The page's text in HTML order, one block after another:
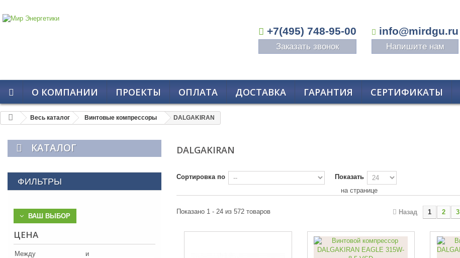
+7(495) 748-95-00 info@mirdgu.ru
Заказать звонок Напишите нам
О КОМПАНИИ ПРОЕКТЫ ОПЛАТА ДОСТАВКА ГАРАНТИЯ СЕРТИФИКАТЫ
Весь каталог Винтовые компрессоры DALGAKIRAN
КАТАЛОГ
ФИЛЬТРЫ
ВАШ ВЫБОР
ЦЕНА
Между
и
DALGAKIRAN
Сортировка по
Показать
на странице
Назад 1 2 3
Показано 1 - 24 из 572 товаров